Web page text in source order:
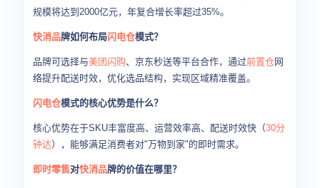
规模将达到2000亿元，年复合增长率超过35%。
快消品牌如何布局闪电仓模式？
品牌可选择与美团闪购、京东秒送等平台合作，通过前置仓网
络提升配送时效，优化选品结构，实现区域精准覆盖。
闪电仓模式的核心优势是什么？
核心优势在于SKU丰富度高、运营效率高、配送时效快（30分
钟达），能够满足消费者对"万物到家"的即时需求。
即时零售对快消品牌的价值在哪里？